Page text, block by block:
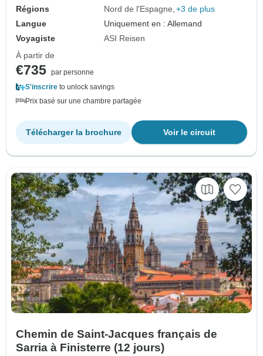
Régions
Nord de l'Espagne +3 de plus
Langue
Uniquement en : Allemand
Voyagiste
ASI Reisen
À partir de
€735 par personne
S'inscrire to unlock savings
Prix basé sur une chambre partagée
Voir le circuit
Télécharger la brochure
Chemin de Saint-Jacques français de
Sarria à Finisterre (12 jours)